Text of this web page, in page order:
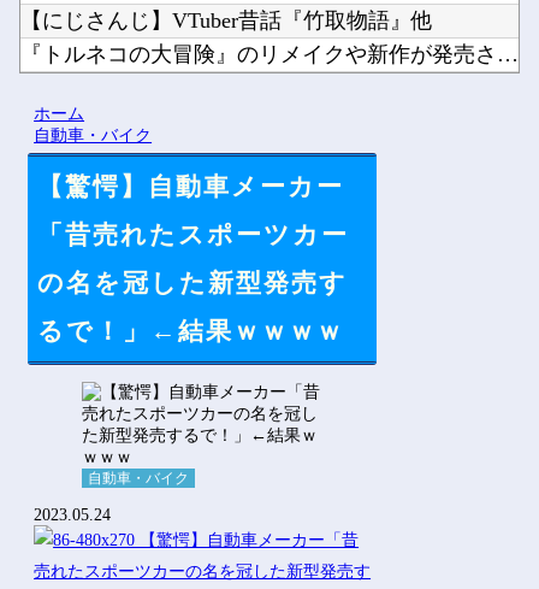
【にじさんじ】VTuber昔話『竹取物語』他
『トルネコの大冒険』のリメイクや新作が発売されない理由は？な...
【動画】新型のさすまた、限界突破ｗｗｗｗｗｗ他
ホーム
自動車・バイク
【驚愕】自動車メーカー
「昔売れたスポーツカー
の名を冠した新型発売す
るで！」←結果ｗｗｗｗ
自動車・バイク
2023.05.24